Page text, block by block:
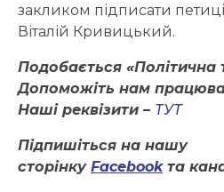
закликом підписати
Віталій Кривицький.
Подобається «Політична
Допоможіть нам
Наші реквізити – ТУТ
Підпишіться на нашу
сторінку Facebookта